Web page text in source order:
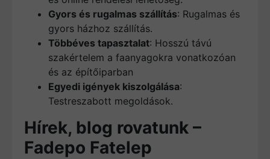
Gyors és rugalmas szállítás: Rugalmas és
gyors házhoz szállítás.
Többéves tapasztalat: Hosszú távú
szakértelem a faanyagokra vonatkozóan
és az építőiparban
Egyedi igények kiszolgálása:
Testreszabott megoldások.
Hírek, blog rovatunk –
Fadepo Fatelep